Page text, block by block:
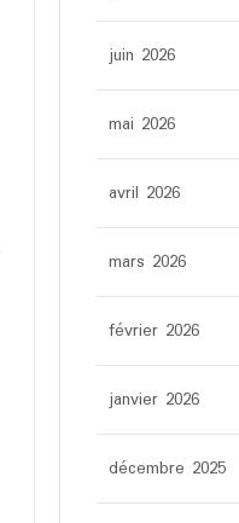
juin 2026
mai 2026
avril 2026
mars 2026
février 2026
janvier 2026
décembre 2025